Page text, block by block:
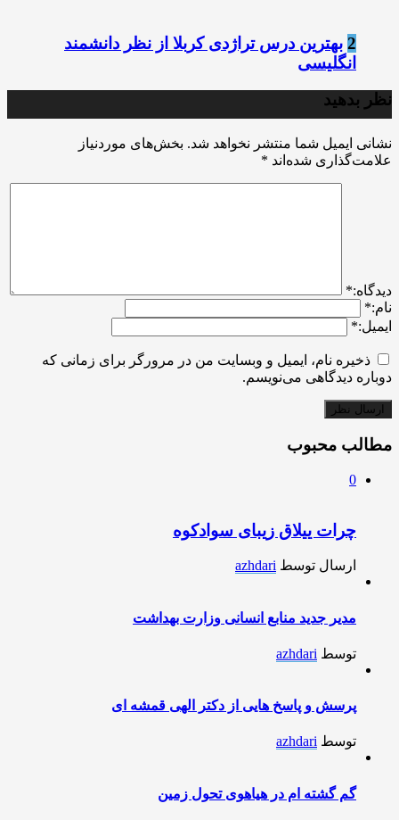
2 بهترین درس تراژدی کربلا از نظر دانشمند
انگلیسی
نظر بدهید
نشانی ایمیل شما منتشر نخواهد شد. بخش‌های موردنیاز
علامت‌گذاری شده‌اند *
ديدگاه:*
نام:*
ایمیل:*
ذخیره نام، ایمیل و وبسایت من در مرورگر برای زمانی که
دوباره دیدگاهی می‌نویسم.
مطالب محبوب
0
چرات ییلاق زیبای سوادکوه
ارسال توسط azhdari
مدیر جدید منابع انسانی وزارت بهداشت
توسط azhdari
پرسش و پاسخ هایی از دکتر الهی قمشه ای
توسط azhdari
گم گشته ام در هیاهوی تحول زمین